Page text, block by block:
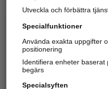
Utveckla och förbättra
Specialfunktioner
Använda exakta uppgifter
positionering
Identifiera enheter
begärs
Specialsyften